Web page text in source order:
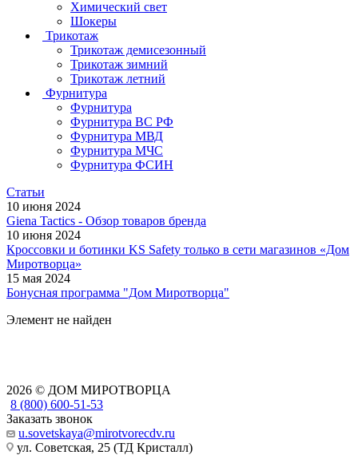
Химический свет
Шокеры
Трикотаж
Трикотаж демисезонный
Трикотаж зимний
Трикотаж летний
Фурнитура
Фурнитура
Фурнитура ВС РФ
Фурнитура МВД
Фурнитура МЧС
Фурнитура ФСИН
Статьи
10 июня 2024
Giena Tactics - Обзор товаров бренда
10 июня 2024
Кроссовки и ботинки KS Safety только в сети магазинов «Дом
Миротворца»
15 мая 2024
Бонусная программа "Дом Миротворца"
Элемент не найден
2026 © ДОМ МИРОТВОРЦА
8 (800) 600-51-53
Заказать звонок
u.sovetskaya@mirotvorecdv.ru
ул. Советская, 25 (ТД Кристалл)